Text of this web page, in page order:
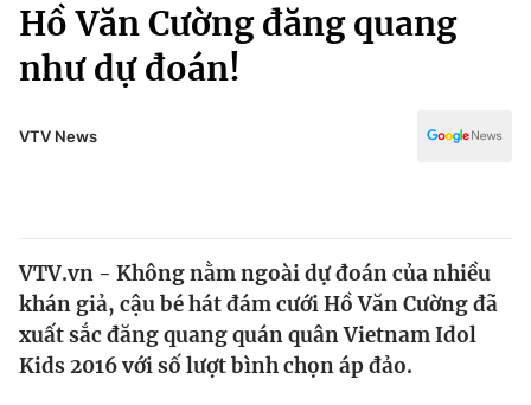
Chính trị
Xã hội
Pháp luật
Thế giới
Tin tức
Thế giới đó đây
Kinh tế
Truyền hình
Văn hóa - Giải trí
Công nghệ
Hồ Văn Cường đăng quang
như dự đoán!
VTV News
VTV.vn - Không nằm ngoài dự đoán của nhiều
khán giả, cậu bé hát đám cưới Hồ Văn Cường đã
xuất sắc đăng quang quán quân Vietnam Idol
Kids 2016 với số lượt bình chọn áp đảo.